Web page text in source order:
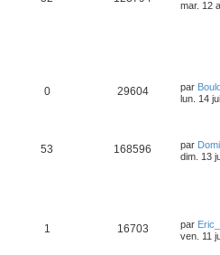
mar. 12
0 29604 par
lun. 14
53 168596 par
dim. 13
1 16703 par
ven. 11